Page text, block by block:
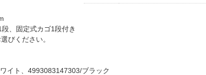
、固定式カゴ1段付き
びください。
イト、4993083147303/ブラック